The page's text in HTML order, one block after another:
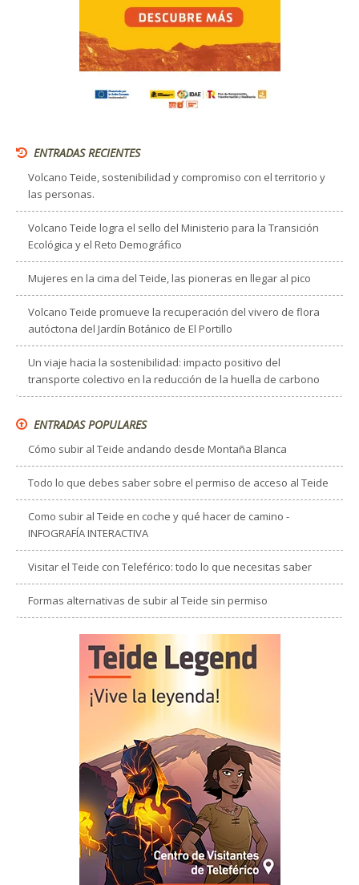
ENTRADAS RECIENTES
Volcano Teide, sostenibilidad y compromiso con el territorio y
las personas.
Volcano Teide logra el sello del Ministerio para la Transición
Ecológica y el Reto Demográfico
Mujeres en la cima del Teide, las pioneras en llegar al pico
Volcano Teide promueve la recuperación del vivero de flora
autóctona del Jardín Botánico de El Portillo
Un viaje hacia la sostenibilidad: impacto positivo del
transporte colectivo en la reducción de la huella de carbono
ENTRADAS POPULARES
Cómo subir al Teide andando desde Montaña Blanca
Todo lo que debes saber sobre el permiso de acceso al Teide
Como subir al Teide en coche y qué hacer de camino -
INFOGRAFÍA INTERACTIVA
Visitar el Teide con Teleférico: todo lo que necesitas saber
Formas alternativas de subir al Teide sin permiso